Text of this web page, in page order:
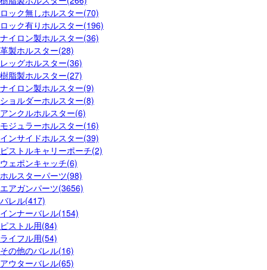
ロック無しホルスター(70)
ロック有りホルスター(196)
ナイロン製ホルスター(36)
革製ホルスター(28)
レッグホルスター(36)
樹脂製ホルスター(27)
ナイロン製ホルスター(9)
ショルダーホルスター(8)
アンクルホルスター(6)
モジュラーホルスター(16)
インサイドホルスター(39)
ピストルキャリーポーチ(2)
ウェポンキャッチ(6)
ホルスターパーツ(98)
エアガンパーツ(3656)
バレル(417)
インナーバレル(154)
ピストル用(84)
ライフル用(54)
その他のバレル(16)
アウターバレル(65)